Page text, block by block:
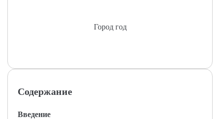
Город год
Содержание
Введение